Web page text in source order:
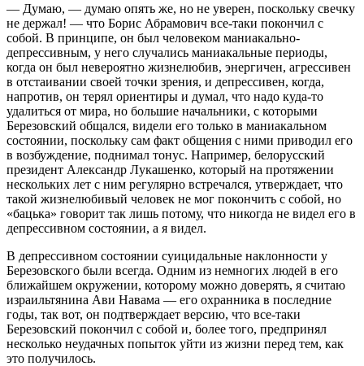
— Думаю, — думаю опять же, но не уверен, поскольку свечку
не держал! — что Борис Абрамович все-таки покончил с
собой. В принципе, он был человеком маниакально-
депрессивным, у него случались маниакальные периоды,
когда он был невероятно жизнелюбив, энергичен, агрессивен
в отстаивании своей точки зрения, и депрессивен, когда,
напротив, он терял ориентиры и думал, что надо куда-то
удалиться от мира, но большие начальники, с которыми
Березовский общался, видели его только в маниакальном
состоянии, поскольку сам факт общения с ними приводил его
в возбуждение, поднимал тонус. Например, белорусский
президент Александр Лукашенко, который на протяжении
нескольких лет с ним регулярно встречался, утверждает, что
такой жизнелюбивый человек не мог покончить с собой, но
«бацька» говорит так лишь потому, что никогда не видел его в
депрессивном состоянии, а я видел.
В депрессивном состоянии суицидальные наклонности у
Березовского были всег­да. Одним из немногих людей в его
ближайшем окружении, которому можно доверять, я считаю
израильтянина Ави Навама — его охранника в последние
годы, так вот, он подтверждает версию, что все-таки
Березовский покончил с собой и, более того, предпринял
несколько неудачных попыток уйти из жизни перед тем, как
это получилось.